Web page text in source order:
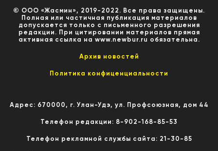
© ООО «Жасмин», 2019-2022. Все права защищены.
Полная или частичная публикация материалов
допускается только с письменного разрешения
редакции. При цитировании материалов прямая
активная ссылка на www.newbur.ru обязательна.
Архив новостей
Политика конфиценциальности
Адрес: 670000, г. Улан-Удэ, ул. Профсоюзная, дом 44
Телефон редакции: 8-902-168-85-53
Телефон рекламной службы сайта: 21-30-85